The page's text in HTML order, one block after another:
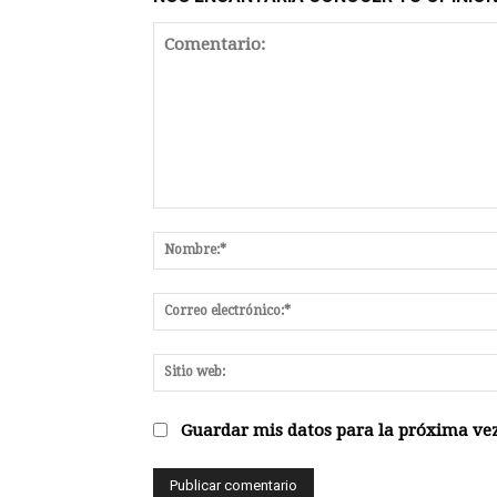
Guardar mis datos para la próxima